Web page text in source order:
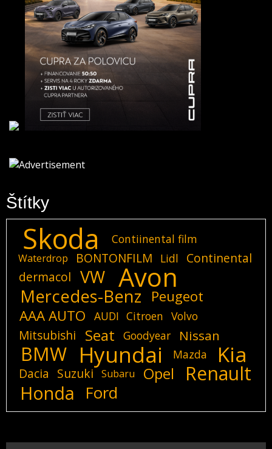
Štítky
Skoda Contiinental film
Waterdrop BONTONFILM Lidl
Continental
dermacol
VW Avon
Mercedes-Benz
Peugeot
AAA AUTO
AUDI Citroen Volvo
Mitsubishi Seat Goodyear Nissan
BMW Hyundai Mazda Kia
Dacia Suzuki Subaru Opel Renault
Honda Ford